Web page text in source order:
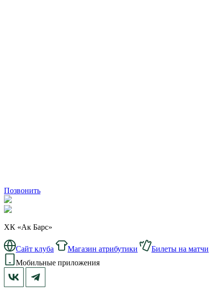
Позвонить
ХК «Ак Барс»
Сайт клуба Магазин атрибутики
Билеты на матчи
Мобильные приложения